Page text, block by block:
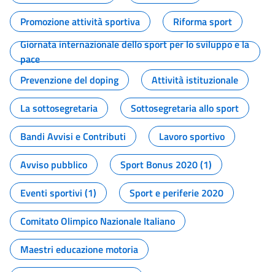
Promozione attività sportiva
Riforma sport
Giornata internazionale dello sport per lo sviluppo e la
pace
Prevenzione del doping
Attività istituzionale
La sottosegretaria
Sottosegretaria allo sport
Bandi Avvisi e Contributi
Lavoro sportivo
Avviso pubblico
Sport Bonus 2020 (1)
Eventi sportivi (1)
Sport e periferie 2020
Comitato Olimpico Nazionale Italiano
Maestri educazione motoria